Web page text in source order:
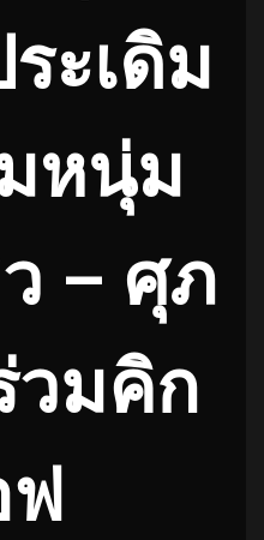
ะเดิม
หนุ่ม
– ศุภ
วมคิก